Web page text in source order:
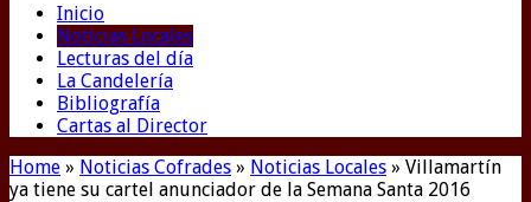
Inicio
Noticias Locales
Lecturas del día
La Candelería
Bibliografía
Cartas al Director
Home » Noticias Cofrades » Noticias Locales » Villamartín
ya tiene su cartel anunciador de la Semana Santa 2016